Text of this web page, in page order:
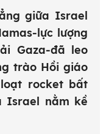
giữa Israel
lực lượng
Gaza-đã leo
trào Hồi giáo
rocket bất
Israel nằm kề